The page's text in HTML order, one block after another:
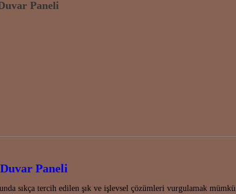
Paneli
Paneli
sıkça tercih edilen şık ve işlevsel çözümleri vurgulamak